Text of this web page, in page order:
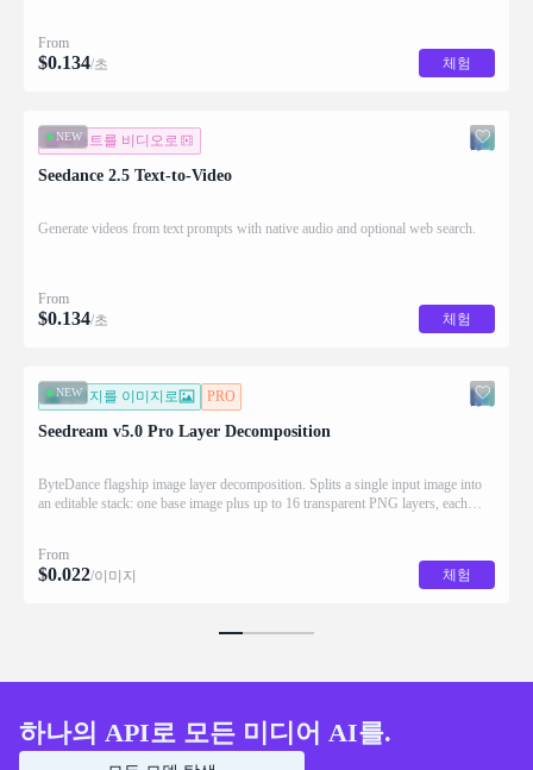
From
$0.134/초 체험
NEW
텍스트를 비디오로
Seedance 2.5 Text-to-Video
Generate videos from text prompts with native audio and optional web search.
From
$0.134/초 체험
NEW
이미지를 이미지로 PRO
Seedream v5.0 Pro Layer Decomposition
ByteDance flagship image layer decomposition. Splits a single input image into
an editable stack: one base image plus up to 16 transparent PNG layers, each
From
$0.022/이미지 체험
하나의 API로 모든 미디어 AI를.